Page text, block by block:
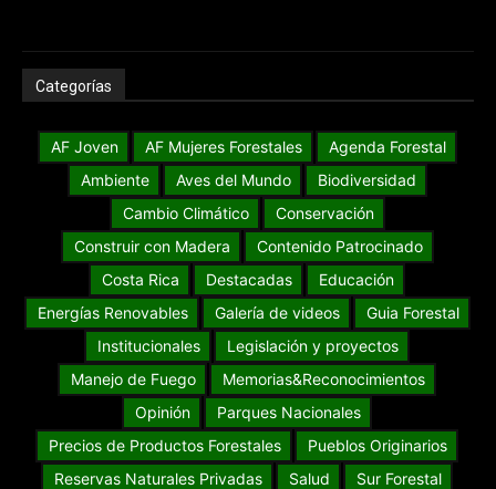
Categorías
AF Joven AF Mujeres Forestales
Agenda Forestal
Ambiente
Aves del Mundo
Biodiversidad
Cambio Climático
Conservación
Construir con Madera
Contenido Patrocinado
Costa Rica
Destacadas
Educación
Energías Renovables
Galería de videos
Guia Forestal
Institucionales
Legislación y proyectos
Manejo de Fuego
Memorias&Reconocimientos
Opinión
Parques Nacionales
Precios de Productos Forestales
Pueblos Originarios
Reservas Naturales Privadas
Salud
Sur Forestal